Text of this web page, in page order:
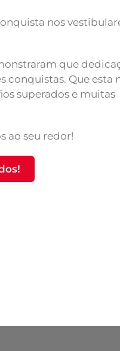
nos
que
conquistas. Que esta
superados e muitas
ao seu redor!